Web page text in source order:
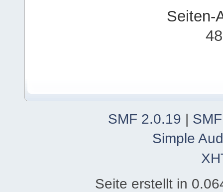
Seiten-
SMF 2.0.19 |
Simple
Seite erstellt in